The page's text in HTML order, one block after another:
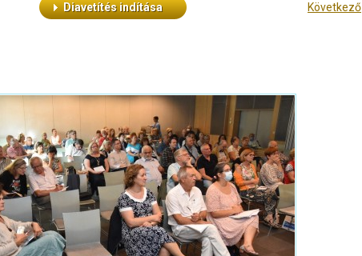
Diavetítés indítása Következő